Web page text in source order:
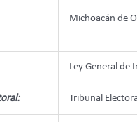
Michoacán de
Ley General de
Tribunal